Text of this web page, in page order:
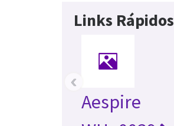
Links Rápidos
Aespire
‹